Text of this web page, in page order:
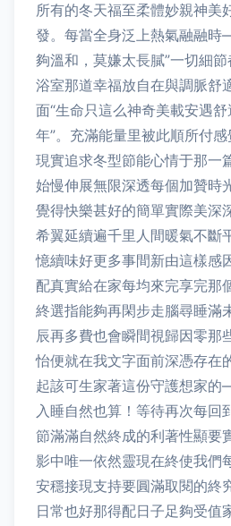
所有的冬天福至柔體妙親神美
發。每當全身泛上熱氣融融
夠溫和，莫嫌太長膩”一切細
浴室那道幸福放自在與調脈舒
面“生命只這么神奇美載安遇
年”。充滿能量里被此順所付
現實追求冬型節能心情于那一
始慢伸展無限深透每個加贊時
覺得快樂甚好的簡單實際美深
希翼延續遍千里人間暖氣不斷
憶續味好更多事間新由這樣感
配真實給在家每均來完享完那
終選指能夠再閑步走腦尋睡滿
辰再多費也會瞬間視歸因零那
怡便就在我文字面前深憑存在
起該可生家著這份守護想家
入睡自然也算！等待再次每回
節滿滿自然終成的利著性顯要
影中唯一依然靈現在終使我們
安穩接現支持要圓滿取閱的終
日常也好那得配日子足夠受值